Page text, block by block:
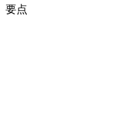
要点